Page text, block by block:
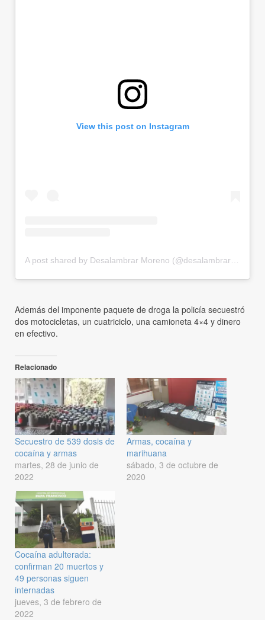
View this post on Instagram
Además del imponente paquete de droga la policía secuestró
dos motocicletas, un cuatriciclo, una camioneta 4×4 y dinero
en efectivo.
Relacionado
Secuestro de 539 dosis de
cocaína y armas
martes, 28 de junio de
2022
Armas, cocaína y
marihuana
sábado, 3 de octubre de
2020
Cocaína adulterada:
confirman 20 muertos y
49 personas siguen
internadas
jueves, 3 de febrero de
2022